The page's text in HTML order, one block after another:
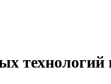
технологий